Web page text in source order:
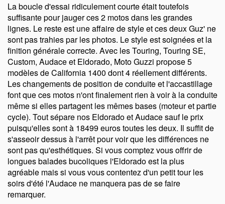
La boucle d'essai ridiculement courte était toutefois
suffisante pour jauger ces 2 motos dans les grandes
lignes. Le reste est une affaire de style et ces deux Guz' ne
sont pas trahies par les photos. Le style est soignées et la
finition générale correcte. Avec les Touring, Touring SE,
Custom, Audace et Eldorado, Moto Guzzi propose 5
modèles de California 1400 dont 4 réellement différents.
Les changements de position de conduite et l'accastillage
font que ces motos n'ont finalement rien à voir à la conduite
même si elles partagent les mêmes bases (moteur et partie
cycle). Tout sépare nos Eldorado et Audace sauf le prix
puisqu'elles sont à 18499 euros toutes les deux. Il suffit de
s'asseoir dessus à l'arrêt pour voir que les différences ne
sont pas qu'esthétiques. Si vous comptez vous offrir de
longues balades bucoliques l'Eldorado est la plus
agréable mais si vous vous contentez d'un petit tour les
soirs d'été l'Audace ne manquera pas de se faire
remarquer.